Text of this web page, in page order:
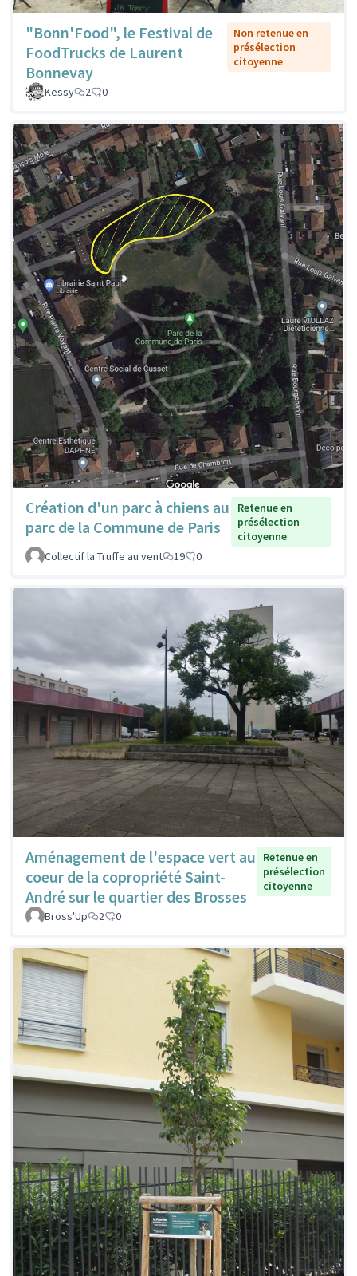
"Bonn'Food", le Festival de
FoodTrucks de Laurent
Bonnevay
Non retenue en
présélection
citoyenne
Kessy 2 0
Création d'un parc à chiens au
parc de la Commune de Paris
Retenue en
présélection
citoyenne
Collectif la Truffe au vent
19 0
Aménagement de l'espace vert au
coeur de la copropriété Saint-
André sur le quartier des Brosses
Retenue en
présélection
citoyenne
Bross'Up 2 0